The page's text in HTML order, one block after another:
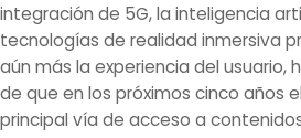
integración de 5G, la inteligencia
tecnologías de realidad inmersiva
aún más la experiencia del usuario,
de que en los próximos cinco años
principal vía de acceso a